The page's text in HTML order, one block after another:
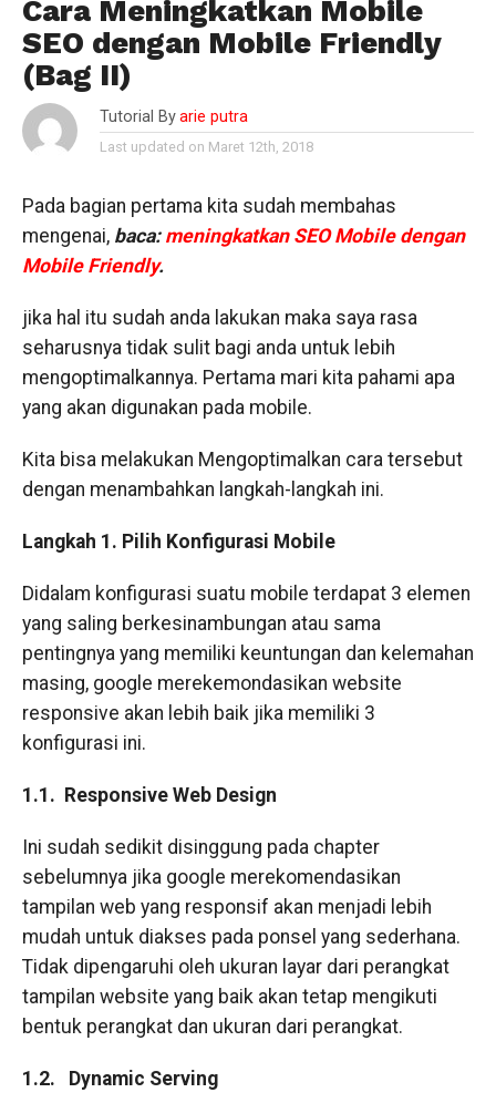
Cara Meningkatkan Mobile
SEO dengan Mobile Friendly
(Bag II)
Tutorial By arie putra
Last updated on Maret 12th, 2018
Pada bagian pertama kita sudah membahas
mengenai, baca: meningkatkan SEO Mobile dengan
Mobile Friendly.
jika hal itu sudah anda lakukan maka saya rasa
seharusnya tidak sulit bagi anda untuk lebih
mengoptimalkannya. Pertama mari kita pahami apa
yang akan digunakan pada mobile.
Kita bisa melakukan Mengoptimalkan cara tersebut
dengan menambahkan langkah-langkah ini.
Langkah 1. Pilih Konfigurasi Mobile
Didalam konfigurasi suatu mobile terdapat 3 elemen
yang saling berkesinambungan atau sama
pentingnya yang memiliki keuntungan dan kelemahan
masing, google merekemondasikan website
responsive akan lebih baik jika memiliki 3
konfigurasi ini.
1.1. Responsive Web Design
Ini sudah sedikit disinggung pada chapter
sebelumnya jika google merekomendasikan
tampilan web yang responsif akan menjadi lebih
mudah untuk diakses pada ponsel yang sederhana.
Tidak dipengaruhi oleh ukuran layar dari perangkat
tampilan website yang baik akan tetap mengikuti
bentuk perangkat dan ukuran dari perangkat.
1.2. Dynamic Serving